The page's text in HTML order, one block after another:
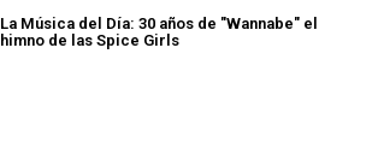
La Música del Día: 30 años de "Wannabe" el
himno de las Spice Girls